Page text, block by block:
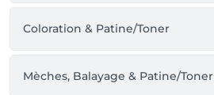
Coloration & Patine/Toner
Mèches, Balayage & Patine/Toner